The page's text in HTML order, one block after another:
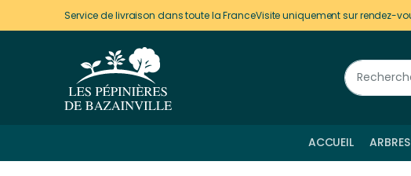
Service de livraison dans toute la FranceVisite uniquement sur rendez-
ACCUEIL
Panneau de gestion des cookies